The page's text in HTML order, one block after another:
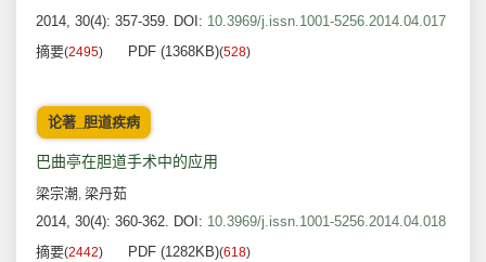
2014, 30(4): 357-359. DOI: 10.3969/j.issn.1001-5256.2014.04.017
摘要(2495) PDF (1368KB)(528)
论著_胆道疾病
巴曲亭在胆道手术中的应用
梁宗潮, 梁丹茹
2014, 30(4): 360-362. DOI: 10.3969/j.issn.1001-5256.2014.04.018
摘要(2442) PDF (1282KB)(618)